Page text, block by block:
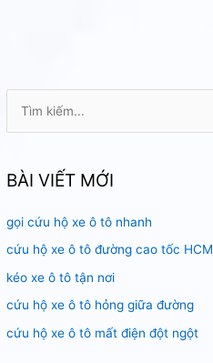
k
ế
m
:
BÀI VIẾT MỚI
gọi cứu hộ xe ô tô nhanh
cứu hộ xe ô tô đường cao tốc HCM
kéo xe ô tô tận nơi
cứu hộ xe ô tô hỏng giữa đường
cứu hộ xe ô tô mất điện đột ngột